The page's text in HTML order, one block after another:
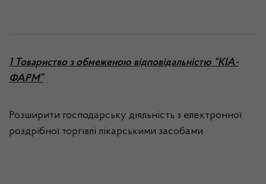
1 Товариство з обмеженою відповідальністю “КІА-
ФАРМ”
Розширити господарську діяльність з електронної
роздрібної торгівлі лікарськими засобами